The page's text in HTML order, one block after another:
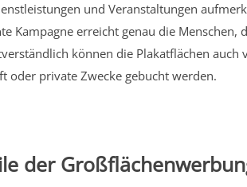
und Veranstaltungen
Kampagne erreicht genau die Menschen,
können die Plakatflächen auch
oder private Zwecke gebucht werden.
der